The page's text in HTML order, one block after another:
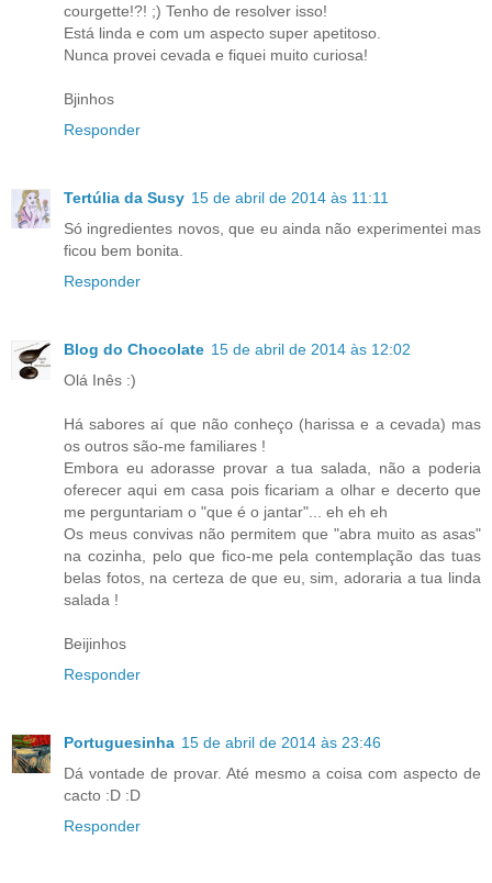
courgette!?! ;) Tenho de resolver isso!
Está linda e com um aspecto super apetitoso.
Nunca provei cevada e fiquei muito curiosa!
Bjinhos
Responder
Tertúlia da Susy 15 de abril de 2014 às 11:11
Só ingredientes novos, que eu ainda não experimentei mas
ficou bem bonita.
Responder
Blog do Chocolate 15 de abril de 2014 às 12:02
Olá Inês :)
Há sabores aí que não conheço (harissa e a cevada) mas
os outros são-me familiares !
Embora eu adorasse provar a tua salada, não a poderia
oferecer aqui em casa pois ficariam a olhar e decerto que
me perguntariam o "que é o jantar"... eh eh eh
Os meus convivas não permitem que "abra muito as asas"
na cozinha, pelo que fico-me pela contemplação das tuas
belas fotos, na certeza de que eu, sim, adoraria a tua linda
salada !
Beijinhos
Responder
Portuguesinha 15 de abril de 2014 às 23:46
Dá vontade de provar. Até mesmo a coisa com aspecto de
cacto :D :D
Responder